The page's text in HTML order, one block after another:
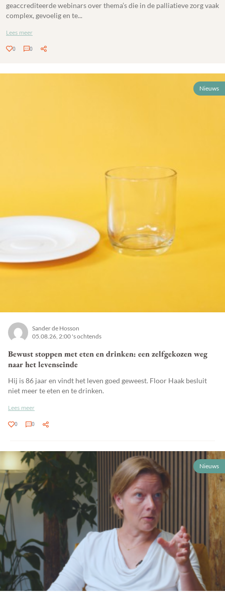
geaccrediteerde webinars over thema’s die in de palliatieve zorg vaak
complex, gevoelig en te...
Lees meer
0 0
Nieuws
Sander de Hosson
05.08.26, 2:00 's ochtends
Bewust stoppen met eten en drinken: een zelfgekozen weg
naar het levenseinde
Hij is 86 jaar en vindt het leven goed geweest. Floor Haak besluit
niet meer te eten en te drinken.
Lees meer
0 0
Nieuws